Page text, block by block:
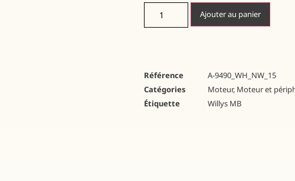
Ajouter au panier
Référence
A-9490_WH_NW_15
Catégories
Moteur, Moteur et
Étiquette
Willys MB